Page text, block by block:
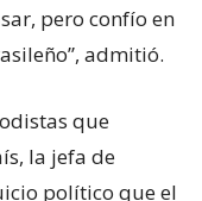
pero confío en
admitió.
que
la jefa de
político que el